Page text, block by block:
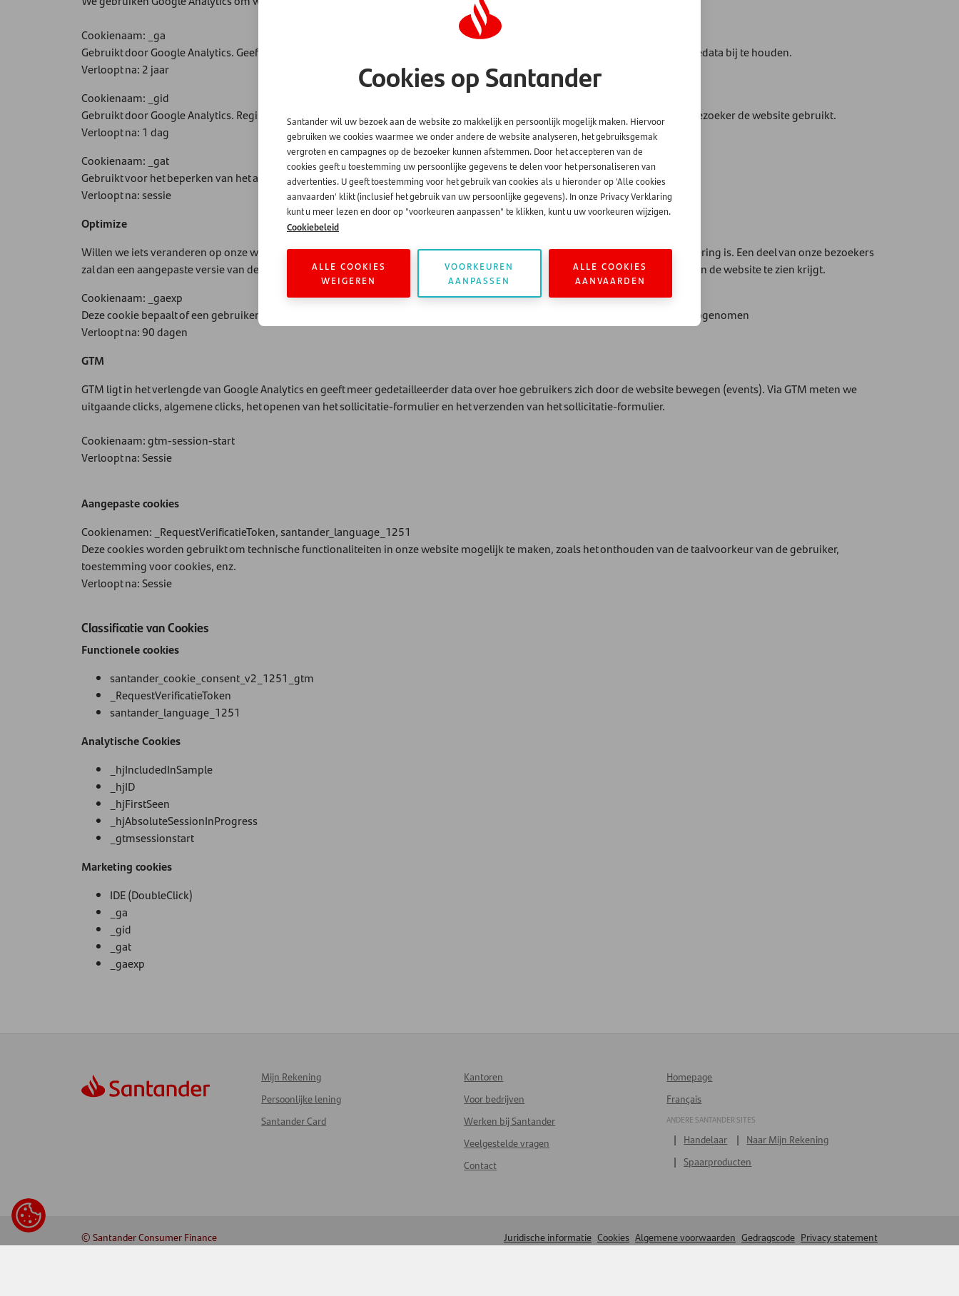
Cookienaam: _ga
Gebruikt door Google Analytics. Geeft aan een unieke gebruiker een willekeurig gekozen ID om gebruikers-, sessie- en campagnedata bij te houden.
Verloopt na: 2 jaar
Cookienaam: _gid
Gebruikt door Google Analytics. Registreert een uniek ID die wordt gebruikt om statistische gegevens te genereren over hoe de bezoeker de website gebruikt.
Verloopt na: 1 dag
Cookienaam: _gat
Gebruikt voor het beperken van het aantal internetverzoeken.
Verloopt na: sessie
Optimize
Willen we iets veranderen op onze website? Dan doen we vaak eerst een test om te meten of de verandering ook echt een verbetering is. Een deel van onze bezoekers
zal dan een aangepaste versie van de website zien. De cookies van Google Optimize zorgen ervoor dat u steeds dezelfde versie van de website te zien krijgt.
Cookienaam: _gaexp
Deze cookie bepaalt of een gebruiker is opgenomen in een experiment en de afloop van experimenten waarin een gebruiker is opgenomen
Verloopt na: 90 dagen
GTM
GTM ligt in het verlengde van Google Analytics en geeft meer gedetailleerder data over hoe gebruikers zich door de website bewegen (events). Via GTM meten we
uitgaande clicks, algemene clicks, het openen van het sollicitatie-formulier en het verzenden van het sollicitatie-formulier.
Cookienaam: gtm-session-start
Verloopt na: Sessie
Aangepaste cookies
Cookienamen: _RequestVerificatieToken, santander_language_1251
Deze cookies worden gebruikt om technische functionaliteiten in onze website mogelijk te maken, zoals het onthouden van de taalvoorkeur van de gebruiker,
toestemming voor cookies, enz.
Verloopt na: Sessie
Classificatie van Cookies
Functionele cookies
santander_cookie_consent_v2_1251_gtm
_RequestVerificatieToken
santander_language_1251
Analytische Cookies
_hjIncludedInSample
_hjID
_hjFirstSeen
_hjAbsoluteSessionInProgress
_gtmsessionstart
Marketing cookies
IDE (DoubleClick)
_ga
_gid
_gat
_gaexp
Mijn Rekening
Persoonlijke lening
Santander Card
Kantoren
Voor bedrijven
Werken bij Santander
Veelgestelde vragen
Contact
Homepage
Français
ANDERE SANTANDER SITES
Handelaar
Naar Mijn Rekening
Spaarproducten
Juridische informatie Cookies Algemene voorwaarden Gedragscode Privacy statement
© Santander Consumer Finance
Cookies op Santander
Santander wil uw bezoek aan de website zo makkelijk en persoonlijk mogelijk maken. Hiervoor
gebruiken we cookies waarmee we onder andere de website analyseren, het gebruiksgemak
vergroten en campagnes op de bezoeker kunnen afstemmen. Door het accepteren van de
cookies geeft u toestemming uw persoonlijke gegevens te delen voor het personaliseren van
advertenties. U geeft toestemming voor het gebruik van cookies als u hieronder op 'Alle cookies
aanvaarden' klikt (inclusief het gebruik van uw persoonlijke gegevens). In onze Privacy Verklaring
kunt u meer lezen en door op "voorkeuren aanpassen" te klikken, kunt u uw voorkeuren wijzigen.
Cookiebeleid
ALLE COOKIES
WEIGEREN
VOORKEUREN
AANPASSEN
ALLE COOKIES
AANVAARDEN